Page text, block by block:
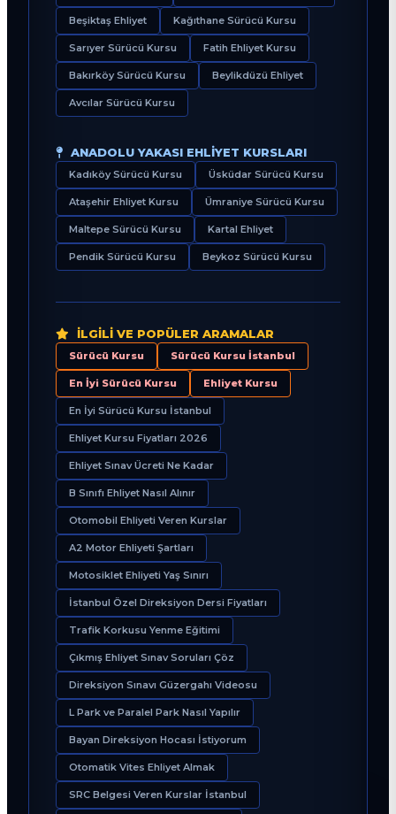
Beşiktaş Ehliyet Kağıthane Sürücü Kursu
Sarıyer Sürücü Kursu Fatih Ehliyet Kursu
Bakırköy Sürücü Kursu Beylikdüzü Ehliyet
Avcılar Sürücü Kursu
ANADOLU YAKASI EHLIYET KURSLARI
Kadıköy Sürücü Kursu Üsküdar Sürücü Kursu
Ataşehir Ehliyet Kursu Ümraniye Sürücü Kursu
Maltepe Sürücü Kursu Kartal Ehliyet
Pendik Sürücü Kursu Beykoz Sürücü Kursu
İLGILI VE POPÜLER ARAMALAR
Sürücü Kursu Sürücü Kursu İstanbul
En İyi Sürücü Kursu Ehliyet Kursu
En İyi Sürücü Kursu İstanbul
Ehliyet Kursu Fiyatları 2026
Ehliyet Sınav Ücreti Ne Kadar
B Sınıfı Ehliyet Nasıl Alınır
Otomobil Ehliyeti Veren Kurslar
A2 Motor Ehliyeti Şartları
Motosiklet Ehliyeti Yaş Sınırı
İstanbul Özel Direksiyon Dersi Fiyatları
Trafik Korkusu Yenme Eğitimi
Çıkmış Ehliyet Sınav Soruları Çöz
Direksiyon Sınavı Güzergahı Videosu
L Park ve Paralel Park Nasıl Yapılır
Bayan Direksiyon Hocası İstiyorum
Otomatik Vites Ehliyet Almak
SRC Belgesi Veren Kurslar İstanbul